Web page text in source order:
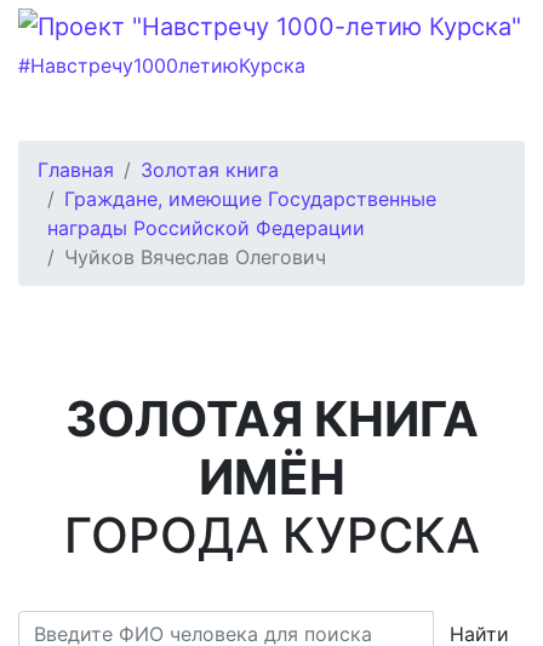
#Навстречу1000летиюКурска
Главная
Золотая книга
Граждане, имеющие Государственные
награды Российской Федерации
Чуйков Вячеслав Олегович
ЗОЛОТАЯ КНИГА
ИМЁН
ГОРОДА КУРСКА
Найти